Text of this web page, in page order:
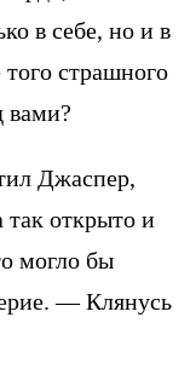
в себе, но и в
страшного
вами?
Джаспер,
так открыто и
могло бы
— Клянусь